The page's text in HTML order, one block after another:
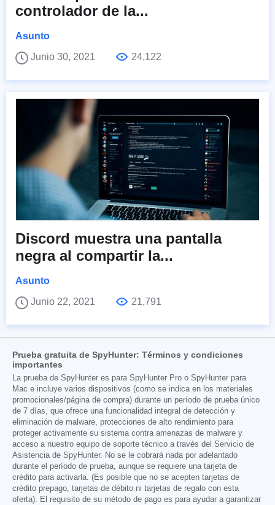
controlador de la...
Asunto
Junio 30, 2021
24,122
Discord muestra una pantalla
negra al compartir la...
Asunto
Junio 22, 2021
21,791
Prueba gratuita de SpyHunter: Términos y condiciones
importantes
La prueba de SpyHunter es para SpyHunter Pro o SpyHunter para
Mac e incluye varios dispositivos (como se indica en los materiales
promocionales/página de compra) durante un período de prueba único
de 7 días, que ofrece una funcionalidad integral de detección y
eliminación de malware, protecciones de alto rendimiento para
proteger activamente su sistema contra amenazas de malware y
acceso a nuestro equipo de soporte técnico a través del Servicio de
Asistencia de SpyHunter. No se le cobrará nada por adelantado
durante el período de prueba, aunque se requiere una tarjeta de
crédito para activarla. (Es posible que no se acepten tarjetas de
crédito prepago, tarjetas de débito ni tarjetas de regalo con esta
oferta). El requisito de su método de pago es para ayudar a garantizar